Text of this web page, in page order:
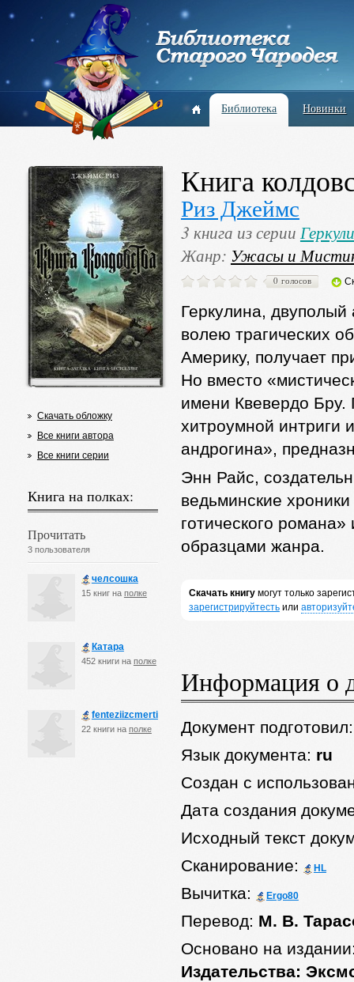
Библиотека Новинки
Скачать обложку
Все книги автора
Все книги серии
Книга на полках:
Прочитать
3 пользователя
челсошка
15 книг на полке
Катара
452 книги на полке
fenteziizcmerti
22 книги на полке
Книга
Риз Джеймс
3 книга из серии
Жанр: Ужасы и
0 голосов
Геркулина, двуполый
волею трагических
Америку, получает
Но вместо
имени Квевердо Бру.
хитроумной интриги
андрогина»,
Энн Райс,
ведьминские
готического
образцами жанра.
Скачать книгумогут только
зарегистрируйтестьили
Информация о
Документ
Язык документа: ru
Создан с
Дата создания
Исходный текст
Сканирование:
HL
Вычитка: Ergo80
Перевод: М. В.
Основано на
Издательства: